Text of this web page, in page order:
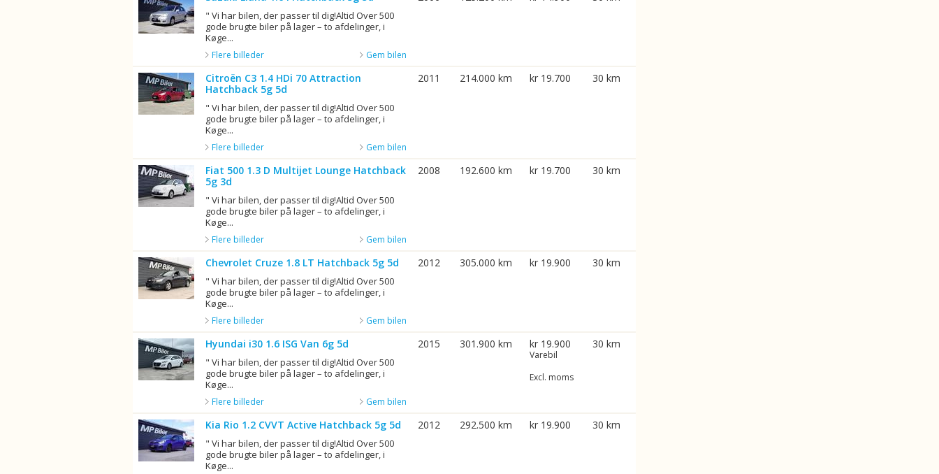
" Vi har bilen, der passer til dig!Altid Over 500
gode brugte biler på lager – to afdelinger, i
Køge...
Gem bilen
Flere billeder
Citroën C3 1.4 HDi 70 Attraction
Hatchback 5g 5d
" Vi har bilen, der passer til dig!Altid Over 500
gode brugte biler på lager – to afdelinger, i
Køge...
Gem bilen
Flere billeder
2011 214.000 km kr 19.700 30 km
Fiat 500 1.3 D Multijet Lounge Hatchback
5g 3d
" Vi har bilen, der passer til dig!Altid Over 500
gode brugte biler på lager – to afdelinger, i
Køge...
Gem bilen
Flere billeder
2008 192.600 km kr 19.700 30 km
Chevrolet Cruze 1.8 LT Hatchback 5g 5d
" Vi har bilen, der passer til dig!Altid Over 500
gode brugte biler på lager – to afdelinger, i
Køge...
Gem bilen
Flere billeder
2012 305.000 km kr 19.900 30 km
Hyundai i30 1.6 ISG Van 6g 5d
" Vi har bilen, der passer til dig!Altid Over 500
gode brugte biler på lager – to afdelinger, i
Køge...
Gem bilen
Flere billeder
2015 301.900 km kr 19.900
Varebil
Excl. moms
30 km
Kia Rio 1.2 CVVT Active Hatchback 5g 5d
" Vi har bilen, der passer til dig!Altid Over 500
gode brugte biler på lager – to afdelinger, i
Køge...
2012 292.500 km kr 19.900 30 km